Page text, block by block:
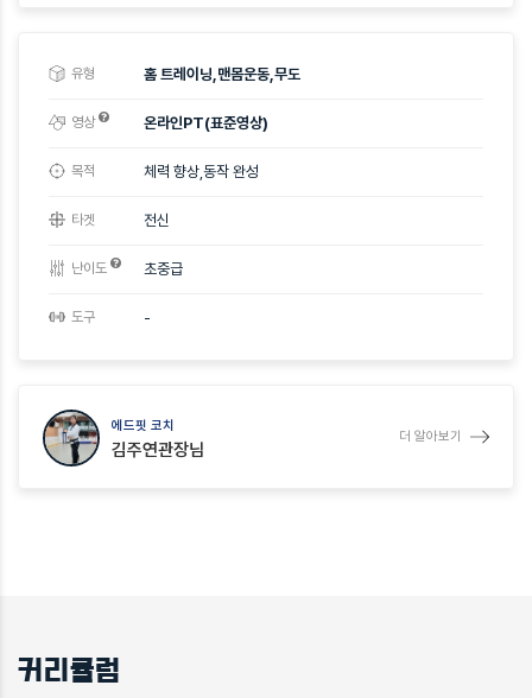
유형 홈 트레이닝,맨몸운동,무도
영상 온라인PT(표준영상)
목적 체력 향상,동작 완성
타겟 전신
난이도 초중급
도구 -
에드핏 코치
김주연관장님
더 알아보기
커리큘럼